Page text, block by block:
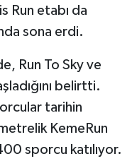
Run etabı da
sona erdi.
Run To Sky ve
belirtti.
tarihin
KemeRun
sporcu katılıyor.